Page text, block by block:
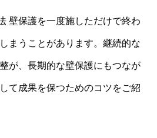
壁保護を一度施しただけで終わ
まうことがあります。継続的な
が、長期的な壁保護にもつなが
て成果を保つためのコツをご紹